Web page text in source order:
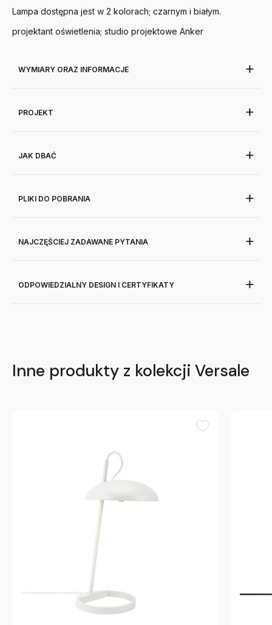
Lampa dostępna jest w 2 kolorach; czarnym i białym.
projektant oświetlenia; studio projektowe Anker
WYMIARY ORAZ INFORMACJE
PROJEKT
JAK DBAĆ
PLIKI DO POBRANIA
NAJCZĘŚCIEJ ZADAWANE PYTANIA
ODPOWIEDZIALNY DESIGN I CERTYFIKATY
Inne produkty z kolekcji Versale